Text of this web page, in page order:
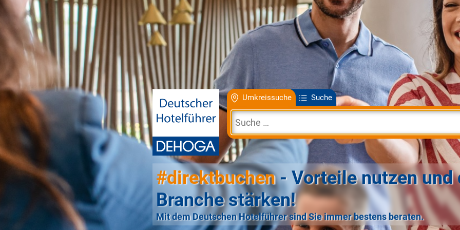
Umkreissuche Suche
#direktbuchen- Vorteile nutzen und
Branche stärken!
Mit dem Deutschen Hotelführer sind Sie immer bestens beraten.